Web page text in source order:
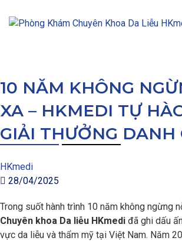
10 NĂM KHÔNG
XA – HKMEDI TỰ
GIẢI THƯỞNG DANH
HKmedi
28/04/2025
Trong suốt hành trình 10 năm không ngừng
Chuyên khoa Da liễu HKmedi đã ghi dấu
vực da liễu và thẩm mỹ tại Việt Nam. Năm